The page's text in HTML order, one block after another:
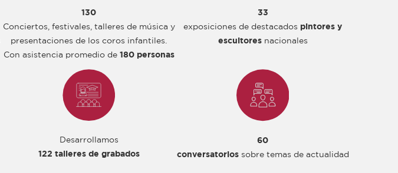
130
Conciertos, festivales, talleres de música y
presentaciones de los coros infantiles.
Con asistencia promedio de 180 personas
33
exposiciones de destacados pintores y
escultores nacionales
Desarrollamos
122 talleres de grabados
60
conversatoriossobre temas de actualidad